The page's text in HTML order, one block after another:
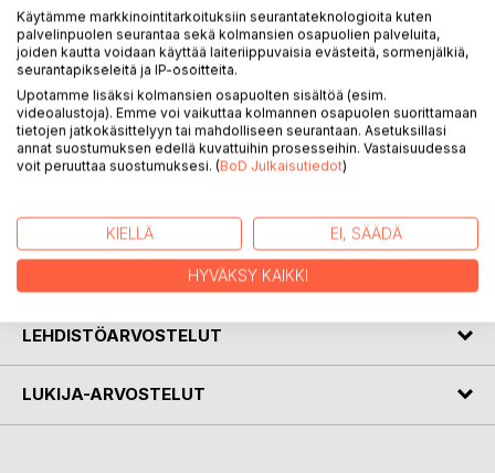
Tervetuloa Kaasuvaaraan! Parraenta päevee, ja eeku hee!
Väenön suvj -tarinat on kirjoitettu Savon murteella, ja ne
vievät lukijan syvälle savolaiseen mielenmaisemaan ja
idyllisen maalaiskylän tunnelmaan. Neljässä tarinassa
seurataan maanviljelijä Väinön kesäistä arkea, jota värittävät
tilan töiden lisäksi omalaatuiset naapurit ja vierailevat
sukulaiset. Mukaansatempaavat ja lupsakat hyvän mielen
murretta ymmärtäville.
LEHDISTÖARVOSTELUT
LUKIJA-ARVOSTELUT
Käytämme markkinointitarkoituksiin seurantateknologioita kuten
palvelinpuolen seurantaa sekä kolmansien osapuolien palveluita,
joiden kautta voidaan käyttää laiteriippuvaisia evästeitä, sormenjälkiä,
seurantapikseleitä ja IP-osoitteita.
Upotamme lisäksi kolmansien osapuolten sisältöä (esim.
videoalustoja). Emme voi vaikuttaa kolmannen osapuolen suorittamaan
tietojen jatkokäsittelyyn tai mahdolliseen seurantaan. Asetuksillasi
annat suostumuksen edellä kuvattuihin prosesseihin. Vastaisuudessa
voit peruuttaa suostumuksesi. (BoD Julkaisutiedot)
KIELLÄ EI, SÄÄDÄ
HYVÄKSY KAIKKI